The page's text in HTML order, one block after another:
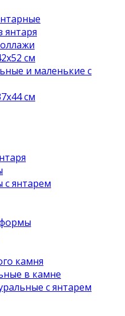
см
и маленькие с
см
с янтарем
камня
в камне
с янтарем